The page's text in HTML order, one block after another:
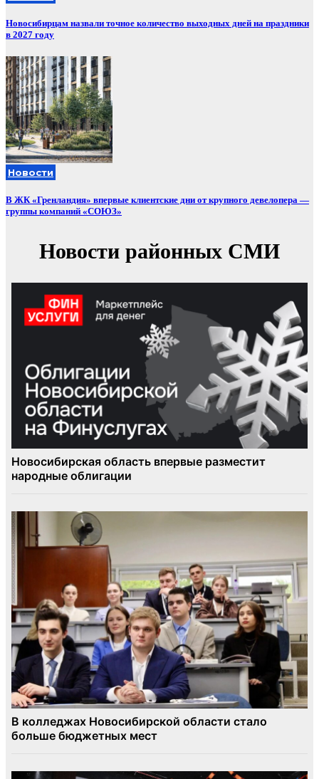
Новосибирцам назвали точное количество выходных дней на праздники
в 2027 году
Новости
В ЖК «Гренландия» впервые клиентские дни от крупного девелопера —
группы компаний «СОЮЗ»